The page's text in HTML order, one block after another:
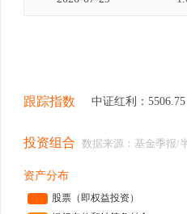
跟踪指数 中证红利： 5506.75
投资组合 数据来源：基金季报/
资产分布